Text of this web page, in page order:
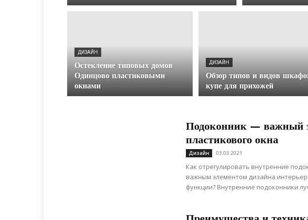
ДИЗАЙН
Остекление типовых домов
Одинцово пластиковыми
окнами
ДИЗАЙН
Обзор типов и видов
купе для прихожей
Подоконник — важный
пластикового окна
Дизайн 03.03.2021
Как отрегулировать внутренние
важным элементом дизайна
функции? Внутренние подоконники